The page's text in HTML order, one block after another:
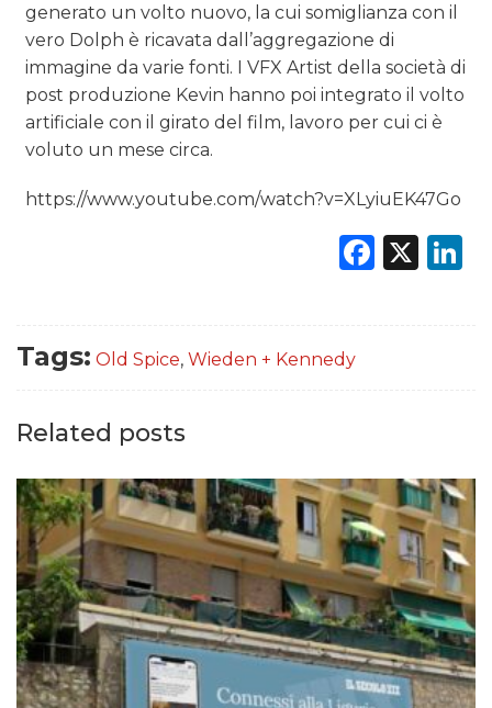
TREND
CASE HISTORY
OPINIONI
generato un volto nuovo, la cui somiglianza con il
vero Dolph è ricavata dall’aggregazione di
immagine da varie fonti. I VFX Artist della società di
post produzione Kevin hanno poi integrato il volto
artificiale con il girato del film, lavoro per cui ci è
voluto un mese circa.
https://www.youtube.com/watch?v=XLyiuEK47Go
X
Tags: Old Spice, Wieden + Kennedy
Related posts